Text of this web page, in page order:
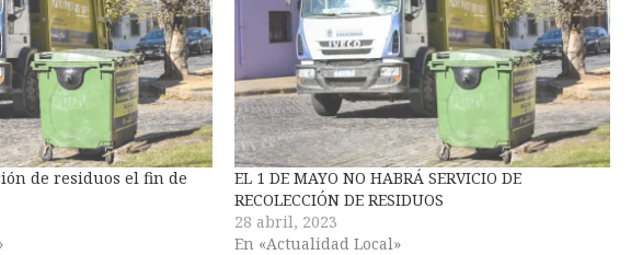
de residuos el fin de
EL 1 DE MAYO NO HABRÁ SERVICIO DE
RECOLECCIÓN DE RESIDUOS
28 abril, 2023
En «Actualidad Local»